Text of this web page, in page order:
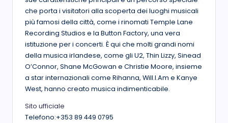
che porta i visitatori alla scoperta dei luoghi musicali
più famosi della città, come i rinomati Temple Lane
Recording Studios e la Button Factory, una vera
istituzione per i concerti. È qui che molti grandi nomi
della musica irlandese, come gli U2, Thin Lizzy, Sinead
O’Connor, Shane McGowan e Christie Moore, insieme
a star internazionali come Rihanna, Will.I.Am e Kanye
West, hanno creato musica indimenticabile.
Sito ufficiale
Telefono:+353 89 449 0795